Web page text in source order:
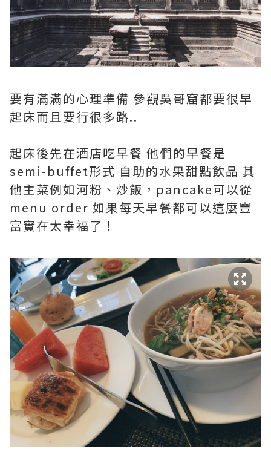
要有滿滿的心理準備 參觀吳哥窟都要很早
起床而且要行很多路..
起床後先在酒店吃早餐 他們的早餐是
semi-buffet形式 自助的水果甜點飲品 其
他主菜例如河粉、炒飯，pancake可以從
menu order 如果每天早餐都可以這麼豐
富實在太幸福了！